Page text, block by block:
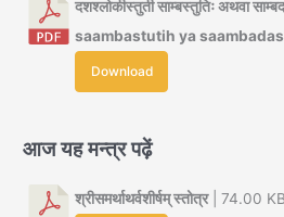
दशश्लोकीस्तुती साम्बस्तुतिः अथवा
saambastutih ya
Download
आज यह मन्त्र पढ़ें
श्रीसमर्थाथर्वशीर्षम् स्तोत्र| 74.00 KB